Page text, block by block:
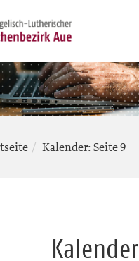
Kalender: Seite 9
Kalender